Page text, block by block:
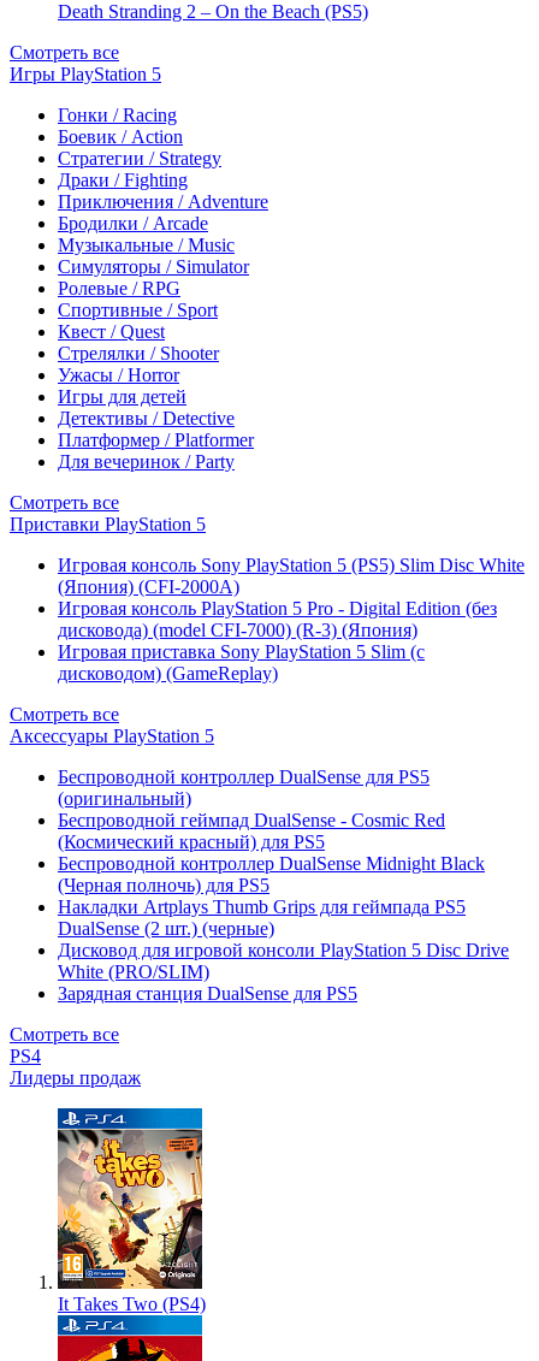
Death Stranding 2 – On the Beach (PS5)
Смотреть все
Игры PlayStation 5
Гонки / Racing
Боевик / Action
Стратегии / Strategy
Драки / Fighting
Приключения / Adventure
Бродилки / Arcade
Музыкальные / Music
Симуляторы / Simulator
Ролевые / RPG
Спортивные / Sport
Квест / Quest
Стрелялки / Shooter
Ужасы / Horror
Игры для детей
Детективы / Detective
Платформер / Platformer
Для вечеринок / Party
Смотреть все
Приставки PlayStation 5
Игровая консоль Sony PlayStation 5 (PS5) Slim Disc White
(Япония) (CFI-2000A)
Игровая консоль PlayStation 5 Pro - Digital Edition (без
дисковода) (model CFI-7000) (R-3) (Япония)
Игровая приставка Sony PlayStation 5 Slim (с
дисководом) (GameReplay)
Смотреть все
Аксессуары PlayStation 5
Беспроводной контроллер DualSense для PS5
(оригинальный)
Беспроводной геймпад DualSense - Cosmic Red
(Космический красный) для PS5
Беспроводной контроллер DualSense Midnight Black
(Черная полночь) для PS5
Накладки Artplays Thumb Grips для геймпада PS5
DualSense (2 шт.) (черные)
Дисковод для игровой консоли PlayStation 5 Disc Drive
White (PRO/SLIM)
Зарядная станция DualSense для PS5
Смотреть все
PS4
Лидеры продаж
It Takes Two (PS4)